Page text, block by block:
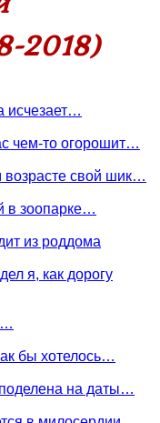
2018)
исчезает…
чем-то огорошит…
свой шик…
в зоопарке…
из роддома
я, как дорогу
бы хотелось…
на даты…